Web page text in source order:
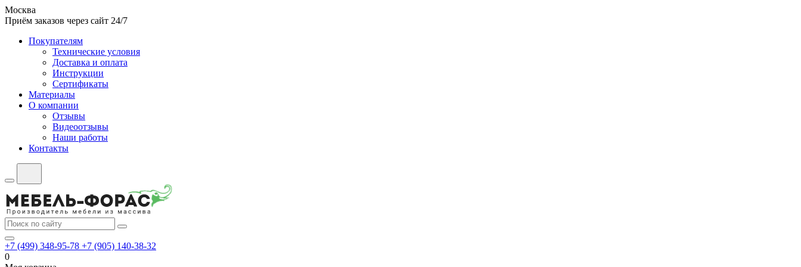
Москва
Приём заказов через сайт 24/7
Покупателям
Технические условия
Доставка и оплата
Инструкции
Сертификаты
Материалы
О компании
Отзывы
Видеоотзывы
Наши работы
Контакты
+7 (499) 348-95-78 +7 (905) 140-38-32
0